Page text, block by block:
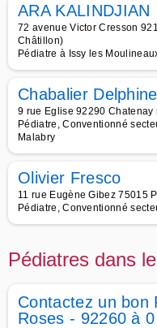
ARA KALINDJIAN
72 avenue Victor Cresson
Châtillon)
Pédiatre à Issy les
Chabalier Delphine
9 rue Eglise 92290
Pédiatre, Conventionné
Malabry
Olivier Fresco
11 rue Eugène Gibez 75015
Pédiatre, Conventionné
Pédiatres dans
Contactez un bon
Roses - 92260 à